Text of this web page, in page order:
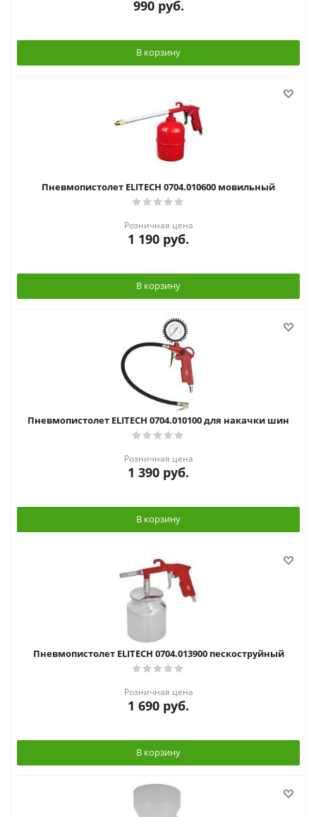
990руб.
В корзину
Пневмопистолет ELITECH 0704.010600 мовильный
Розничная цена
1 190 руб.
В корзину
Пневмопистолет ELITECH 0704.010100 для накачки шин
Розничная цена
1 390 руб.
В корзину
Пневмопистолет ELITECH 0704.013900 пескоструйный
Розничная цена
1 690 руб.
В корзину